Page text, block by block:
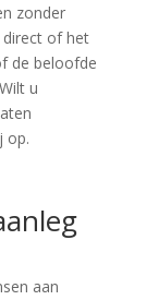
zonder
of het
de beloofde
u
op.
aan